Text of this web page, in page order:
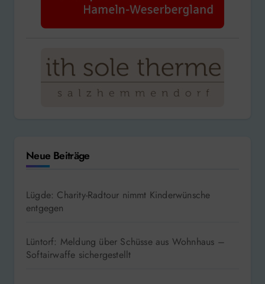
Neue Beiträge
Lügde: Charity-Radtour nimmt Kinderwünsche
entgegen
Lüntorf: Meldung über Schüsse aus Wohnhaus –
Softairwaffe sichergestellt